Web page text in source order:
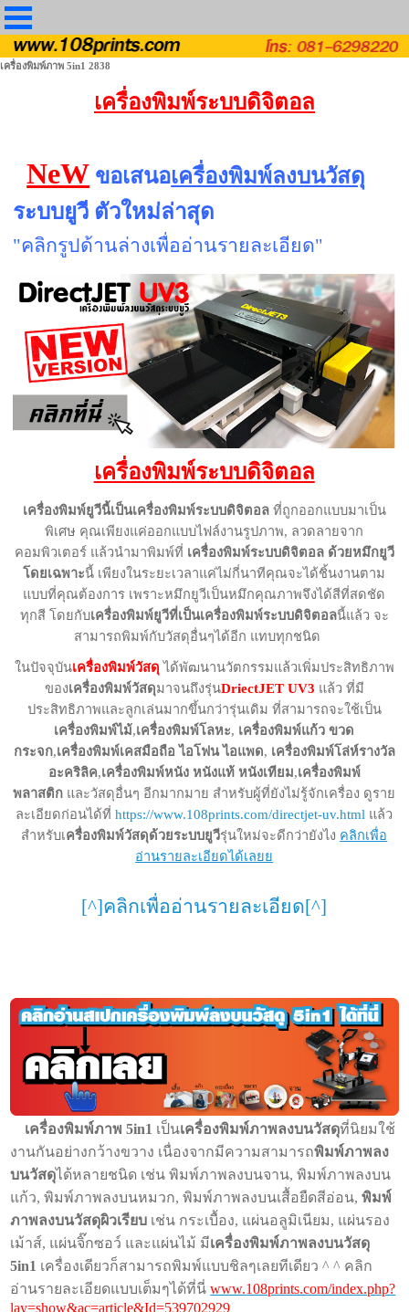
เครื่องพิมพ์ภาพ 5in1 2838
เครื่องพิมพ์ระบบดิจิตอล
NeW ขอเสนอเครื่องพิมพ์ลงบนวัสดุ
ระบบยูวี ตัวใหม่ล่าสุด
"คลิกรูปด้านล่างเพื่ออ่านรายละเอียด"
เครื่องพิมพ์ระบบดิจิตอล
เครื่องพิมพ์ยูวีนี้เป็นเครื่องพิมพ์ระบบดิจิตอลที่ถูกออกแบบมาเป็น
พิเศษ คุณเพียงแค่ออกแบบไฟล์งานรูปภาพ, ลวดลายจาก
คอมพิวเตอร์ แล้วนำมาพิมพ์ที่ เครื่องพิมพ์ระบบดิจิตอล ด้วยหมึกยูวี
โดยเฉพาะนี้ เพียงในระยะเวลาแค่ไม่กี่นาทีคุณจะได้ชิ้นงานตาม
แบบที่คุณต้องการ เพราะหมึกยูวีเป็นหมึกคุณภาพจึงได้สีที่สดชัด
ทุกสี โดยกับเครื่องพิมพ์ยูวีที่เป็นเครื่องพิมพ์ระบบดิจิตอลนี้แล้ว จะ
สามารถพิมพ์กับวัสดุอื่นๆได้อีก แทบทุกชนิด
ในปัจจุบันเครื่องพิมพ์วัสดุได้พัฒนานวัตกรรมแล้วเพิ่มประสิทธิภาพ
ของเครื่องพิมพ์วัสดุมาจนถึงรุ่นDriectJET UV3 แล้ว ที่มี
ประสิทธิภาพและลูกเล่นมากขึ้นกว่ารุ่นเดิม ที่สามารถจะใช้เป็น
เครื่องพิมพ์ไม้,เครื่องพิมพ์โลหะ, เครื่องพิมพ์แก้ว ขวด
กระจก,เครื่องพิมพ์เคสมือถือ ไอโฟน ไอแพด, เครื่องพิมพ์โล่ห์รางวัล
อะคริลิค,เครื่องพิมพ์หนัง หนังแท้ หนังเทียม,เครื่องพิมพ์
พลาสติก และวัสดุอื่นๆ อีกมากมาย สำหรับผู้ที่ยังไม่รู้จักเครื่อง ดูราย
ละเอียดก่อนได้ที่https://www.108prints.com/directjet-uv.html แล้ว
สำหรับเครื่องพิมพ์วัสดุด้วยระบบยูวีรุ่นใหม่จะดีกว่ายังไง คลิกเพื่อ
อ่านรายละเอียดได้เลยย
[^]คลิกเพื่ออ่านรายละเอียด[^]
เครื่องพิมพ์ภาพ 5in1 เป็นเครื่องพิมพ์ภาพลงบนวัสดุที่นิยมใช
งานกันอย่างกว้างขวาง เนื่องจากมีความสามารถพิมพ์ภาพลง
บนวัสดุได้หลายชนิด เช่น พิมพ์ภาพลงบนจาน, พิมพ์ภาพลงบน
แก้ว, พิมพ์ภาพลงบนหมวก, พิมพ์ภาพลงบนเสื้อยืดสีอ่อน,พิมพ์
ภาพลงบนวัสดุผิวเรียบ เช่น กระเบื้อง, แผ่นอลูมิเนียม, แผ่นรอง
เม้าส์, แผ่นจิ๊กซอว์ และแผ่นไม้ มีเครื่องพิมพ์ภาพลงบนวัสดุ
5in1 เครื่องเดียวก็สามารถพิมพ์แบบชิลๆเลยทีเดียว ^ ^ คลิก
อ่านรายละเอียดแบบเต็มๆได้ที่นี่www.108prints.com/index.php?
lay=show&ac=article&Id=539702929